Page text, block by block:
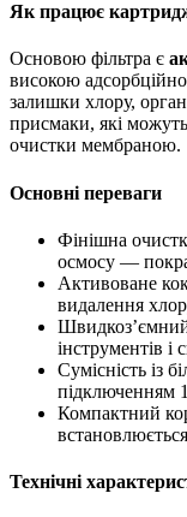
Як працює
Основою фільтра є
високою
залишки хлору,
присмаки, які
очистки мембраною.
Основні переваги
Фінішна
осмосу —
Активоване
видалення
інструментів
Сумісність із
підключенням
Компактний
Технічні